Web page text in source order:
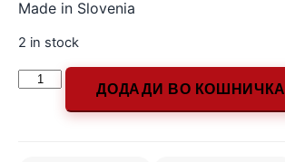
Made in Slovenia
2 in stock
ДОДАДИ ВО КОШНИЧКА